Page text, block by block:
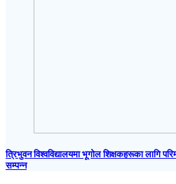
त्रिभुवन विश्वविद्यालयमा भूगोल शिक्षकहरूका लागि
सम्पन्न